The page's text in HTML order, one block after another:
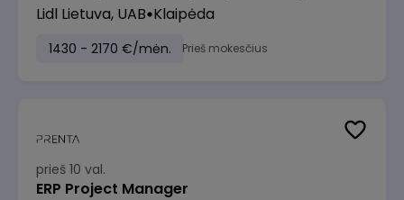
Lidl Lietuva, UAB Klaipėda
1430 - 2170 €/mėn. Prieš mokesčius
prieš 10 val.
ERP Project Manager